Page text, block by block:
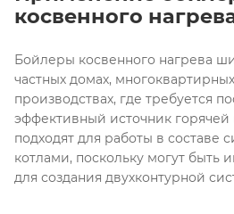
косвенного
Бойлеры косвенного нагрева
частных домах,
производствах, где требуется
эффективный источник
подходят для работы в составе
котлами, поскольку могут быть
для создания двухконтурной